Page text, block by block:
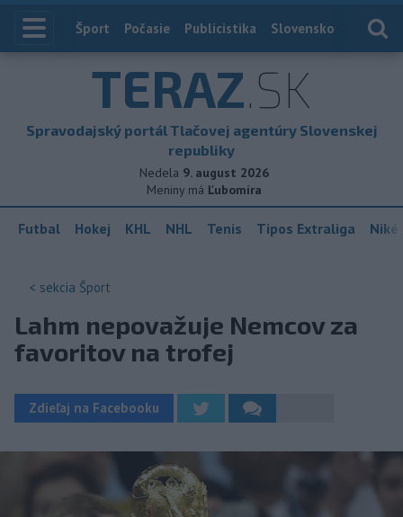
Index
Šport Počasie Publicistika Slovensko
TERAZ.SK
Spravodajský portál Tlačovej agentúry Slovenskej
republiky
Nedela 9. august 2026
Meniny má Ľubomíra
Futbal Hokej KHL NHL Tenis Tipos Extraliga
< sekcia Šport
Lahm nepovažuje Nemcov za
favoritov na trofej
Zdieľaj na Facebooku